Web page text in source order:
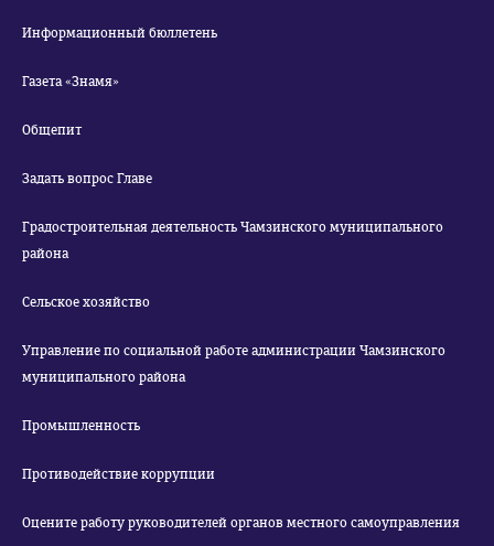
Информационный бюллетень
Газета «Знамя»
Общепит
Задать вопрос Главе
Градостроительная деятельность Чамзинского муниципального
района
Сельское хозяйство
Управление по социальной работе администрации Чамзинского
муниципального района
Промышленность
Противодействие коррупции
Оцените работу руководителей органов местного самоуправления